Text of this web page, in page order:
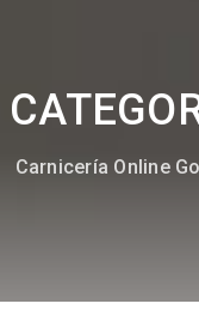
Carnicería Online